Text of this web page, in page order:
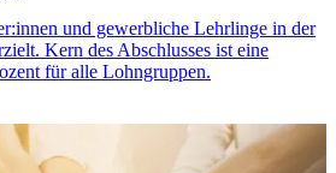
und gewerbliche Lehrlinge in der
Kern des Abschlusses ist eine
für alle Lohngruppen.